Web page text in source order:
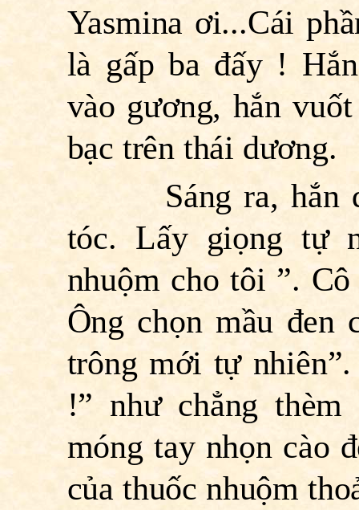
Yasmina ơi...Cái
là gấp ba đấy !
vào gương, hắn
bạc trên thái dương.
Sáng ra, hắn đi
tóc. Lấy giọng tự
nhuộm cho tôi ”.
Ông chọn mầu đen
trông mới tự
!” như chẳng
móng tay nhọn cào
của thuốc nhuộm